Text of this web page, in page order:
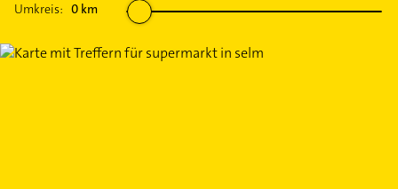
Umkreis: 0 km